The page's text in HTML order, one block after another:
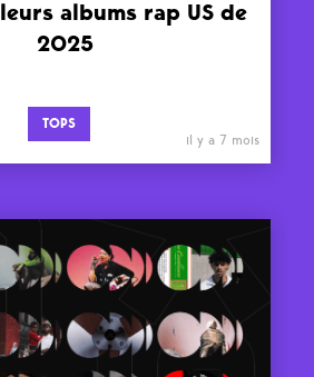
albums rap US de
2025
TOPS
il y a 7 mois